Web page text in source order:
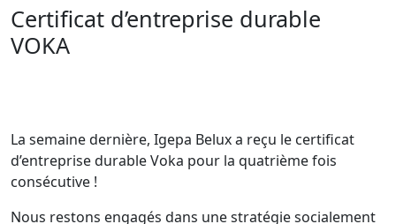
Certificat d’entreprise durable
VOKA
La semaine dernière, Igepa Belux a reçu le certificat
d’entreprise durable Voka pour la quatrième fois
consécutive !
Nous restons engagés dans une stratégie socialement